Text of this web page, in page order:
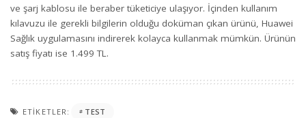
ve şarj kablosu ile beraber tüketiciye ulaşıyor. İçinden kullanım
kılavuzu ile gerekli bilgilerin olduğu doküman çıkan ürünü, Huawei
Sağlık uygulamasını indirerek kolayca kullanmak mümkün. Ürünün
satış fiyatı ise 1.499 TL.
ETIKETLER: TEST